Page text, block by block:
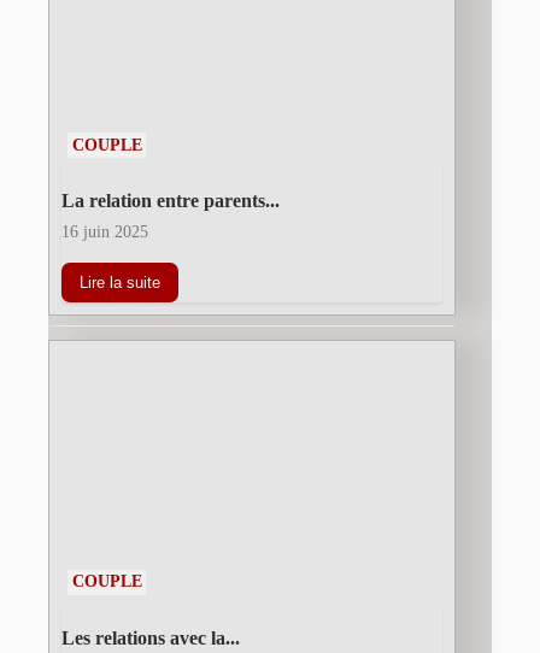
COUPLE
La relation entre parents...
16 juin 2025
Lire la suite
COUPLE
Les relations avec la...